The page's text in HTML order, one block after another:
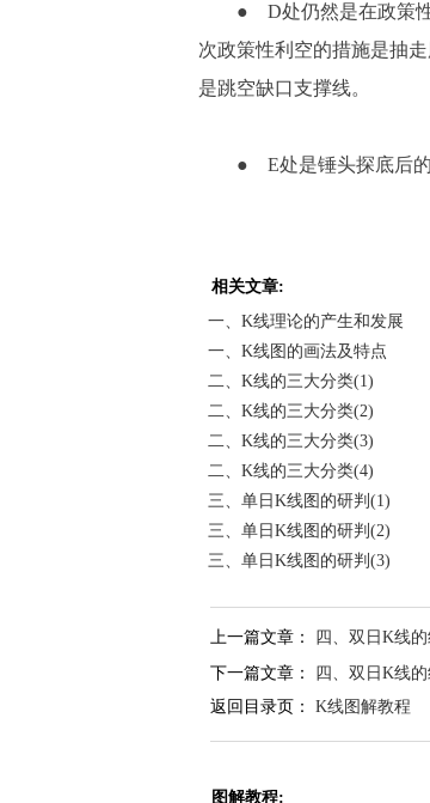
● D处仍然是在政策性
次政策性利空的措施是抽
是跳空缺口支撑线。
● E处是锤头探底后的“
相关文章:
一、K线理论的产生和发展
一、K线图的画法及特点
二、K线的三大分类(1)
二、K线的三大分类(2)
二、K线的三大分类(3)
二、K线的三大分类(4)
三、单日K线图的研判(1)
三、单日K线图的研判(2)
三、单日K线图的研判(3)
上一篇文章：
四、双日K线
下一篇文章：
四、双日K线
返回目录页： K线图解教程
图解教程: